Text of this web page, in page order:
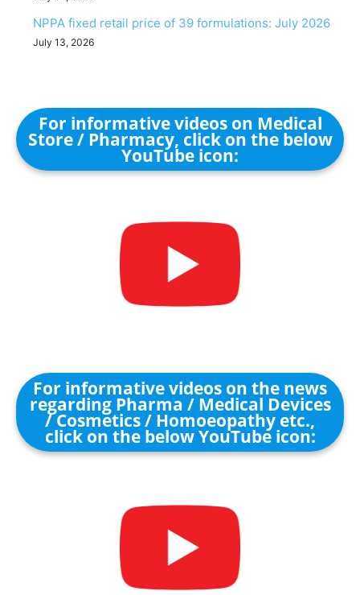
NPPA fixed retail price of 39 formulations: July 2026
July 13, 2026
For informative videos on Medical
Store / Pharmacy, click on the below
YouTube icon:
For informative videos on the news
regarding Pharma / Medical Devices
/ Cosmetics / Homoeopathy etc.,
click on the below YouTube icon: